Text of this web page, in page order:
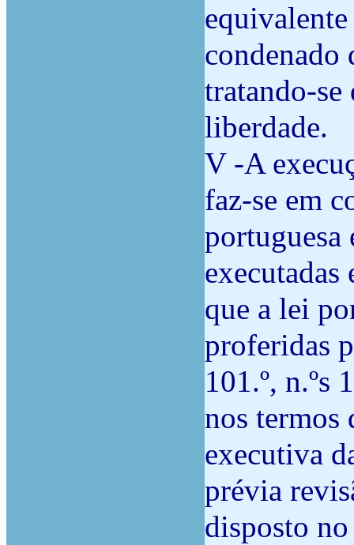
condenado
tratando-
liberdade.
V -A
faz-se em
portuguesa
que a lei
proferidas
101.º, n.ºs
nos termos
executiva
prévia
disposto